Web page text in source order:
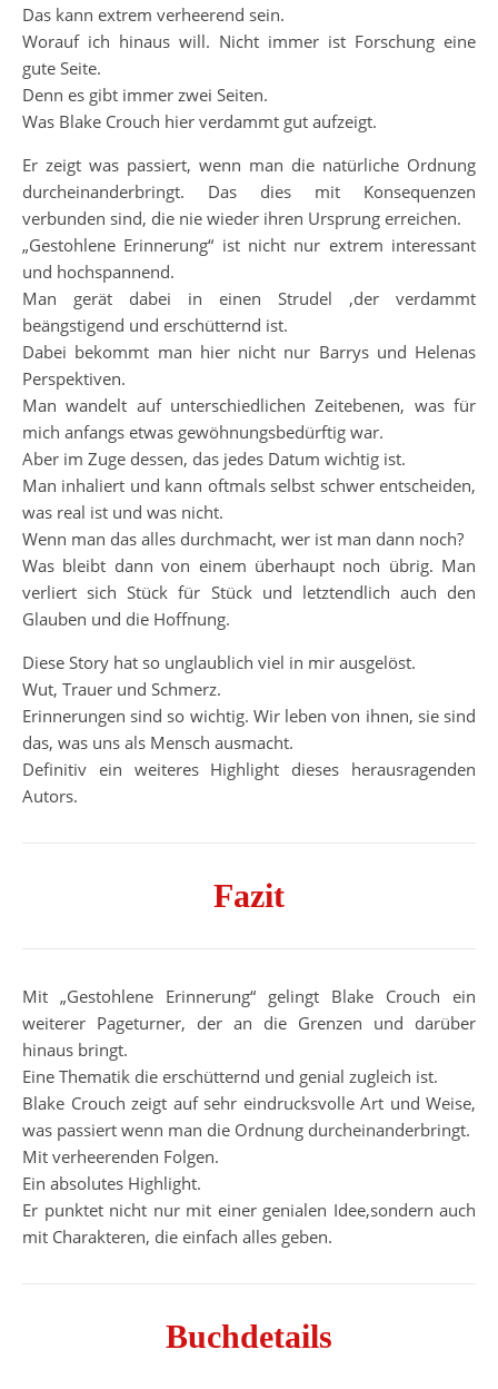
Das kann extrem verheerend sein.
Worauf ich hinaus will. Nicht immer ist Forschung eine
gute Seite.
Denn es gibt immer zwei Seiten.
Was Blake Crouch hier verdammt gut aufzeigt.
Er zeigt was passiert, wenn man die natürliche Ordnung
durcheinanderbringt. Das dies mit Konsequenzen
verbunden sind, die nie wieder ihren Ursprung erreichen.
„Gestohlene Erinnerung“ ist nicht nur extrem interessant
und hochspannend.
Man gerät dabei in einen Strudel ,der verdammt
beängstigend und erschütternd ist.
Dabei bekommt man hier nicht nur Barrys und Helenas
Perspektiven.
Man wandelt auf unterschiedlichen Zeitebenen, was für
mich anfangs etwas gewöhnungsbedürftig war.
Aber im Zuge dessen, das jedes Datum wichtig ist.
Man inhaliert und kann oftmals selbst schwer entscheiden,
was real ist und was nicht.
Wenn man das alles durchmacht, wer ist man dann noch?
Was bleibt dann von einem überhaupt noch übrig. Man
verliert sich Stück für Stück und letztendlich auch den
Glauben und die Hoffnung.
Diese Story hat so unglaublich viel in mir ausgelöst.
Wut, Trauer und Schmerz.
Erinnerungen sind so wichtig. Wir leben von ihnen, sie sind
das, was uns als Mensch ausmacht.
Definitiv ein weiteres Highlight dieses herausragenden
Autors.
Fazit
Mit „Gestohlene Erinnerung“ gelingt Blake Crouch ein
weiterer Pageturner, der an die Grenzen und darüber
hinaus bringt.
Eine Thematik die erschütternd und genial zugleich ist.
Blake Crouch zeigt auf sehr eindrucksvolle Art und Weise,
was passiert wenn man die Ordnung durcheinanderbringt.
Mit verheerenden Folgen.
Ein absolutes Highlight.
Er punktet nicht nur mit einer genialen Idee,sondern auch
mit Charakteren, die einfach alles geben.
Buchdetails